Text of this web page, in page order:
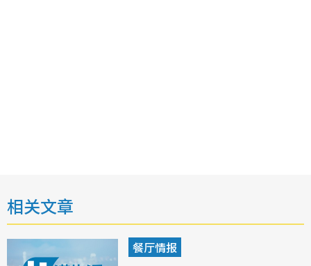
相关文章
餐厅情报